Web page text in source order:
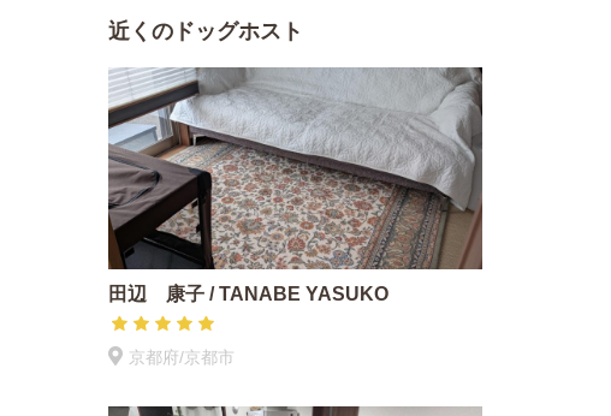
近くのドッグホスト
田辺 康子 / TANABE YASUKO
京都府/京都市